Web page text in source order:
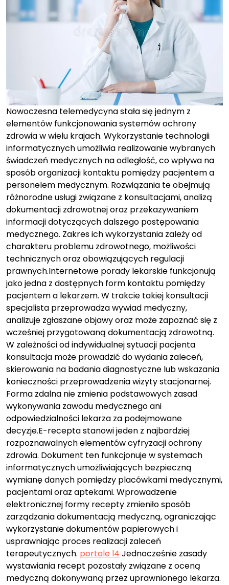
Nowoczesna telemedycyna stała się jednym z
elementów funkcjonowania systemów ochrony
zdrowia w wielu krajach. Wykorzystanie technologii
informatycznych umożliwia realizowanie wybranych
świadczeń medycznych na odległość, co wpływa na
sposób organizacji kontaktu pomiędzy pacjentem a
personelem medycznym. Rozwiązania te obejmują
różnorodne usługi związane z konsultacjami, analizą
dokumentacji zdrowotnej oraz przekazywaniem
informacji dotyczących dalszego postępowania
medycznego. Zakres ich wykorzystania zależy od
charakteru problemu zdrowotnego, możliwości
technicznych oraz obowiązujących regulacji
prawnych.Internetowe porady lekarskie funkcjonują
jako jedna z dostępnych form kontaktu pomiędzy
pacjentem a lekarzem. W trakcie takiej konsultacji
specjalista przeprowadza wywiad medyczny,
analizuje zgłaszane objawy oraz może zapoznać się z
wcześniej przygotowaną dokumentacją zdrowotną.
W zależności od indywidualnej sytuacji pacjenta
konsultacja może prowadzić do wydania zaleceń,
skierowania na badania diagnostyczne lub wskazania
konieczności przeprowadzenia wizyty stacjonarnej.
Forma zdalna nie zmienia podstawowych zasad
wykonywania zawodu medycznego ani
odpowiedzialności lekarza za podejmowane
decyzje.E-recepta stanowi jeden z najbardziej
rozpoznawalnych elementów cyfryzacji ochrony
zdrowia. Dokument ten funkcjonuje w systemach
informatycznych umożliwiających bezpieczną
wymianę danych pomiędzy placówkami medycznymi,
pacjentami oraz aptekami. Wprowadzenie
elektronicznej formy recepty zmieniło sposób
zarządzania dokumentacją medyczną, ograniczając
wykorzystanie dokumentów papierowych i
usprawniając proces realizacji zaleceń
terapeutycznych. portale l4 Jednocześnie zasady
wystawiania recept pozostały związane z oceną
medyczną dokonywaną przez uprawnionego lekarza.